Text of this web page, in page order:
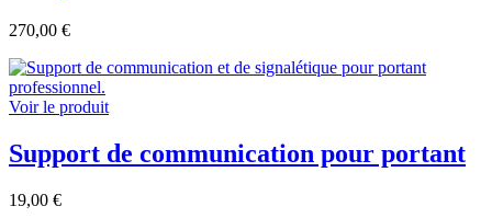
270,00 €
Voir le produit
Support de communication pour portant
19,00 €